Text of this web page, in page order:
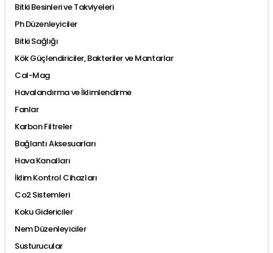
Bitki Besinleri ve Takviyeleri
Ph Düzenleyiciler
Bitki Sağlığı
Kök Güçlendiriciler, Bakteriler ve Mantarlar
Cal-Mag
Havalandırma ve İklimlendirme
Fanlar
Karbon Filtreler
Bağlantı Aksesuarları
Hava Kanalları
İklim Kontrol Cihazları
Co2 Sistemleri
Koku Gidericiler
Nem Düzenleyiciler
Susturucular